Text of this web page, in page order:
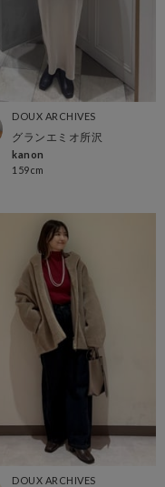
DOUX ARCHIVES
グランエミオ所沢
kanon
159cm
DOUX ARCHIVES